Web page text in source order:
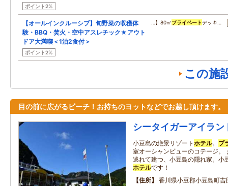
ポイント2%
【オールインクルーシブ】旬野菜の収穫体
験・BBQ・焚火・空中アスレチック★アウト
ドア大満喫＜1泊2食付＞
ポイント2%
…】80㎡プライベートデッキ…
この施
目の前に広がるビーチ！お持ちのヨットなどでお越し頂けます。
シータイガーアイラン
小豆島の絶景リゾート ホテル。 プ
室オーシャンビューのコテージ。
逃れて建つ、小豆島の隠れ家。小
ホテルです！
住所
香川県小豆郡小豆島町